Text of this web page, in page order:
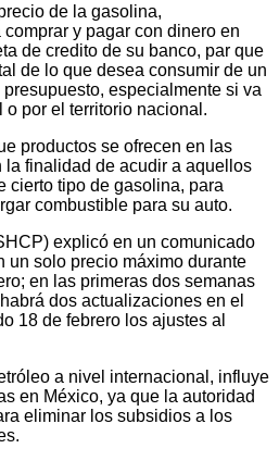
de la gasolina,
y pagar con dinero en
de credito de su banco, par que
de lo que desea consumir de un
especialmente si va
por el territorio nacional.
productos se ofrecen en las
la finalidad de acudir a aquellos
cierto tipo de gasolina, para
combustible para su auto.
explicó en un comunicado
un solo precio máximo durante
en las primeras dos semanas
dos actualizaciones en el
18 de febrero los ajustes al
a nivel internacional, influye
en México, ya que la autoridad
eliminar los subsidios a los